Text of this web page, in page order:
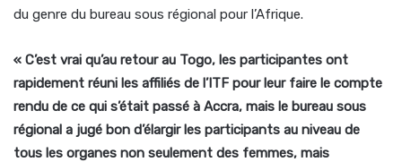
du genre du bureau sous régional pour l’Afrique.
« C’est vrai qu’au retour au Togo, les participantes ont
rapidement réuni les affiliés de l’ITF pour leur faire le compte
rendu de ce qui s’était passé à Accra, mais le bureau sous
régional a jugé bon d’élargir les participants au niveau de
tous les organes non seulement des femmes, mais